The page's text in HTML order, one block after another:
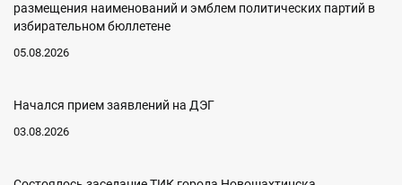
размещения наименований и эмблем политических партий в
избирательном бюллетене
05.08.2026
Начался прием заявлений на ДЭГ
03.08.2026